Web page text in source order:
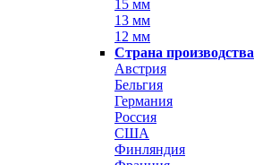
15 мм
13 мм
12 мм
Страна производства
Австрия
Бельгия
Германия
Россия
США
Финляндия